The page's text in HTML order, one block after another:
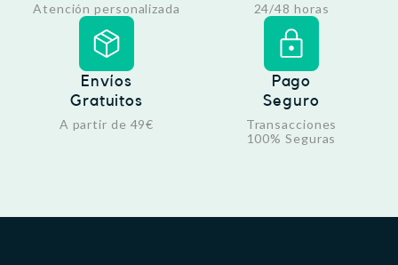
Atención personalizada 24/48 horas
Envíos
Gratuitos
A partir de 49€
Pago
Seguro
Transacciones
100% Seguras